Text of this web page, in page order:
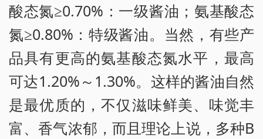
酸态氮≥0.70%：一级酱油；氨基酸态
氮≥0.80%：特级酱油。当然，有些产
品具有更高的氨基酸态氮水平，最高
可达1.20%～1.30%。这样的酱油自然
是最优质的，不仅滋味鲜美、味觉丰
富、香气浓郁，而且理论上说，多种B